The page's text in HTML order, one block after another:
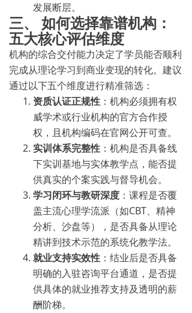
发展断层。
三、 如何选择靠谱机构：
五大核心评估维度
机构的综合交付能力决定了学员能否顺利
完成从理论学习到商业变现的转化。建议
通过以下五个维度进行精准筛选：
资质认证正规性 ：机构必须拥有权
威学术或行业机构的官方合作授
权，且机构编码在官网公开可查。
实训体系完整性 ：机构是否具备线
下实训基地与实体教学点，能否提
供真实的个案实践与督导机会。
学习闭环与教研深度 ：课程是否覆
盖主流心理学流派（如CBT、精神
分析、沙盘等），是否具备从理论
精讲到技术示范的系统化教学法。
就业支持实效性 ：结业后是否具备
明确的入驻咨询平台通道，是否提
供具体的就业推荐支持及透明的薪
酬阶梯。